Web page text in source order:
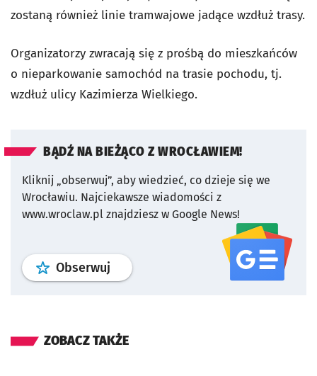
zostaną również linie tramwajowe jadące wzdłuż trasy.
Organizatorzy zwracają się z prośbą do mieszkańców
o nieparkowanie samochód na trasie pochodu, tj.
wzdłuż ulicy Kazimierza Wielkiego.
BĄDŹ NA BIEŻĄCO Z WROCŁAWIEM!
Kliknij „obserwuj”, aby wiedzieć, co dzieje się we
Wrocławiu. Najciekawsze wiadomości z
www.wroclaw.pl znajdziesz w Google News!
Obserwuj profil serwisu
ZOBACZ TAKŻE